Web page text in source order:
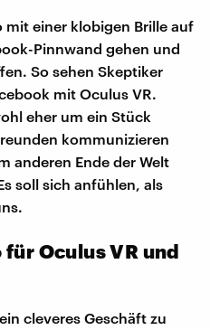
einer klobigen Brille auf
Pinnwand gehen und
So sehen Skeptiker
mit Oculus VR.
eher um ein Stück
kommunizieren
anderen Ende der Welt
soll sich anfühlen, als
Oculus VR und
cleveres Geschäft zu